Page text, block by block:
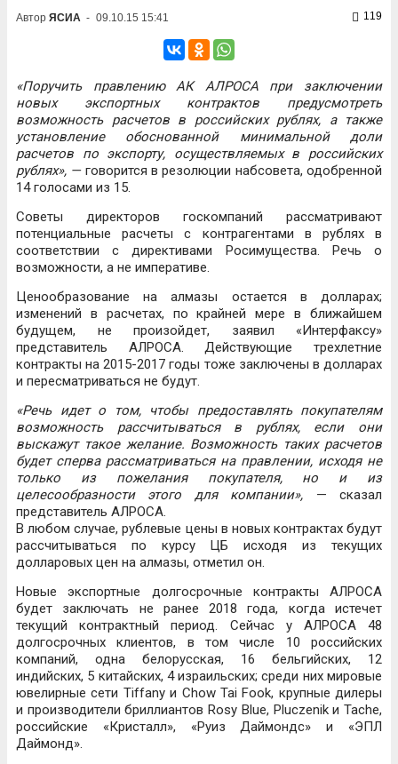
Автор ЯСИА - 09.10.15 15:41 119
«Поручить правлению АК АЛРОСА при заключении
новых экспортных контрактов предусмотреть
возможность расчетов в российских рублях, а также
установление обоснованной минимальной доли
расчетов по экспорту, осуществляемых в российских
рублях», —говорится в резолюции набсовета, одобренной
14 голосами из 15.
Советы директоров госкомпаний рассматривают
потенциальные расчеты с контрагентами в рублях в
соответствии с директивами Росимущества. Речь о
возможности, а не императиве.
Ценообразование на алмазы остается в долларах;
изменений в расчетах, по крайней мере в ближайшем
будущем, не произойдет, заявил «Интерфаксу»
представитель АЛРОСА. Действующие трехлетние
контракты на 2015-2017 годы тоже заключены в долларах
и пересматриваться не будут.
«Речь идет о том, чтобы предоставлять покупателям
возможность рассчитываться в рублях, если они
выскажут такое желание. Возможность таких расчетов
будет сперва рассматриваться на правлении, исходя не
только из пожелания покупателя, но и из
целесообразности этого для компании», — сказал
представитель АЛРОСА.
В любом случае, рублевые цены в новых контрактах будут
рассчитываться по курсу ЦБ исходя из текущих
долларовых цен на алмазы, отметил он.
Новые экспортные долгосрочные контракты АЛРОСА
будет заключать не ранее 2018 года, когда истечет
текущий контрактный период. Сейчас у АЛРОСА 48
долгосрочных клиентов, в том числе 10 российских
компаний, одна белорусская, 16 бельгийских, 12
индийских, 5 китайских, 4 израильских; среди них мировые
ювелирные сети Tiffany и Chow Tai Fook, крупные дилеры
и производители бриллиантов Rosy Blue, Pluczenik и Tache,
российские «Кристалл», «Руиз Даймондс» и «ЭПЛ
Даймонд».